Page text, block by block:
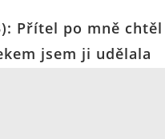
Přítel po mně
jsem ji udělala